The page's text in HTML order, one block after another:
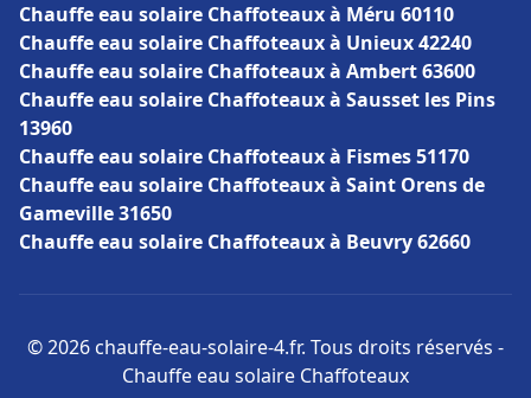
Chauffe eau solaire Chaffoteaux à Méru 60110
Chauffe eau solaire Chaffoteaux à Unieux 42240
Chauffe eau solaire Chaffoteaux à Ambert 63600
Chauffe eau solaire Chaffoteaux à Sausset les Pins
13960
Chauffe eau solaire Chaffoteaux à Fismes 51170
Chauffe eau solaire Chaffoteaux à Saint Orens de
Gameville 31650
Chauffe eau solaire Chaffoteaux à Beuvry 62660
© 2026 chauffe-eau-solaire-4.fr. Tous droits réservés -
Chauffe eau solaire Chaffoteaux